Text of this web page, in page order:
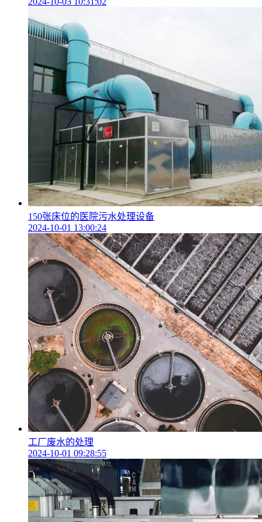
150张床位的医院污水处理设备
2024-10-01 13:00:24
工厂废水的处理
2024-10-01 09:28:55